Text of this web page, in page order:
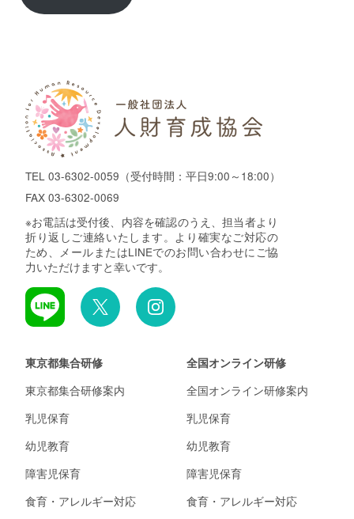
TEL 03-6302-0059 （受付時間：平日9:00～18:00）
FAX 03-6302-0069
※お電話は受付後、内容を確認のうえ、担当者より
折り返しご連絡いたします。より確実なご対応の
ため、メールまたはLINEでのお問い合わせにご協
力いただけますと幸いです。
東京都集合研修
東京都集合研修案内
乳児保育
幼児教育
障害児保育
食育・アレルギー対応
全国オンライン研修
全国オンライン研修案内
乳児保育
幼児教育
障害児保育
食育・アレルギー対応